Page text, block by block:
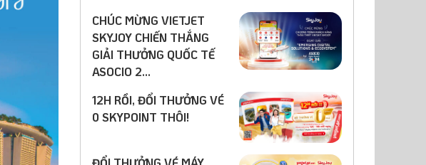
CHÚC MỪNG VIETJET
SKYJOY CHIẾN THẮNG
GIẢI THƯỞNG QUỐC TẾ
ASOCIO 2...
12H RỒI, ĐỔI THƯỞNG VÉ
0 SKYPOINT THÔI!